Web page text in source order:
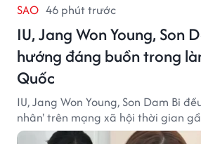
SAO 46 phút trước
IU, Jang Won Young, Son
hướng đáng buồn trong
Quốc
IU, Jang Won Young, Son Dam Bi
nhân' trên mạng xã hội thời gian